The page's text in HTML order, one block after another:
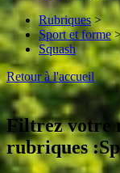
Rubriques >
Sport et forme
Squash
Retour à l'accueil
Filtrez votre
rubriques :